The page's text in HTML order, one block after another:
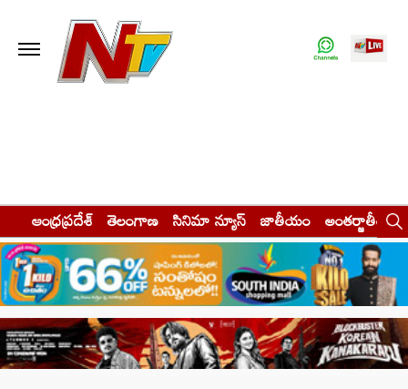
ఆంధ్రప్రదేశ్ తెలంగాణ సినిమా న్యూస్ జాతీయం అంతర్జాతీయం